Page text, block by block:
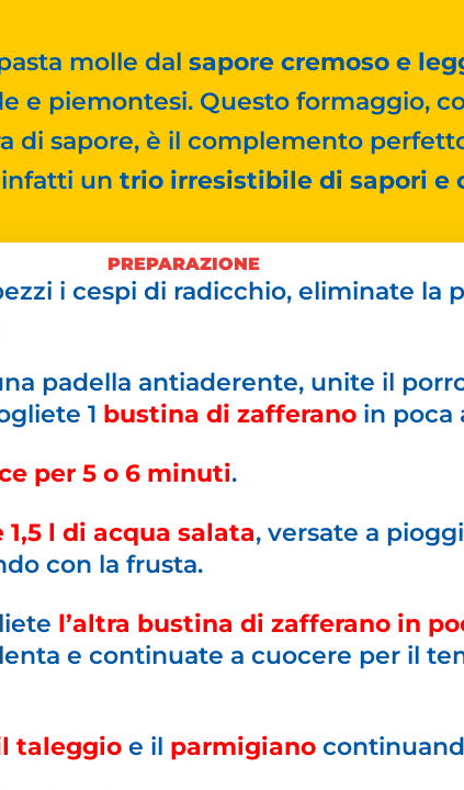
molle dal sapore cremoso e
e piemontesi. Questo formaggio,
di sapore, è il complemento
infatti un trio irresistibile di sapori e
PREPARAZIONE
i cespi di radicchio, eliminate la
padella antiaderente, unite il
1 bustina di zafferano in poca
per 5 o 6 minuti.
l di acqua salata, versate a
con la frusta.
l’altra bustina di zafferano in
e continuate a cuocere per il
taleggio e il parmigiano